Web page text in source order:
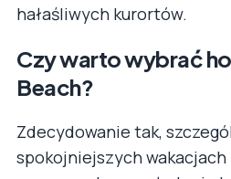
hałaśliwych kurortów.
Czy warto wybrać
Beach?
Zdecydowanie tak,
spokojniejszych